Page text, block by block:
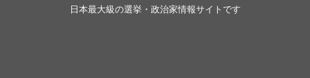
日本最大級の選挙・政治家情報サイトです